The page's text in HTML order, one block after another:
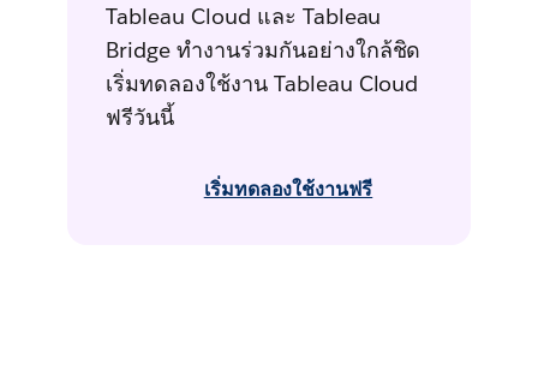
Tableau Cloud และ Tableau
Bridge ทำงานร่วมกันอย่างใกล้ชิด
เริ่มทดลองใช้งาน Tableau Cloud
ฟรีวันนี้
เริ่มทดลองใช้งานฟรี